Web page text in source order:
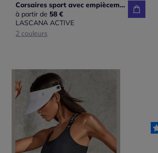
Corsaires sport avec empiècements contrastés et poche invisible
à partir de 58 €
LASCANA ACTIVE
2 couleurs